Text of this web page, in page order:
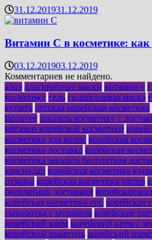
31.12.201931.12.2019
Витамин C в косметике: как
03.12.201903.12.2019
Комментариев не найдено.
алоэ альгинатные маски витамин с
косметику гель гидрогелевая маска
купить детская корейская косметика
lacouvee заказать косметику с
магазин корейской косметики
косметика для волос корейская
косметика доставка корейская
косметика заказать бесплатная
краснодар корейская косметика
отзывы корейская косметика питер
бесплатной доставкой корейская
корейская косметика спб корейская
сыворотка с муцином корейские
корейский крем корейский крем с
корейский шампунь корейский